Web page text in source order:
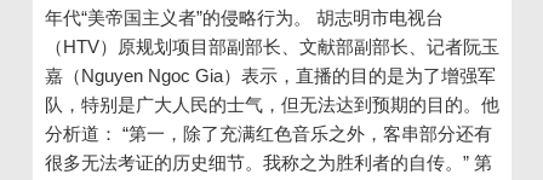
年代“美帝国主义者”的侵略行为。 胡志明市电视台
（HTV）原规划项目部副部长、文献部副部长、记者阮玉
嘉（Nguyen Ngoc Gia）表示，直播的目的是为了增强军
队，特别是广大人民的士气，但无法达到预期的目的。他
分析道： “第一，除了充满红色音乐之外，客串部分还有
很多无法考证的历史细节。我称之为胜利者的自传。” 第